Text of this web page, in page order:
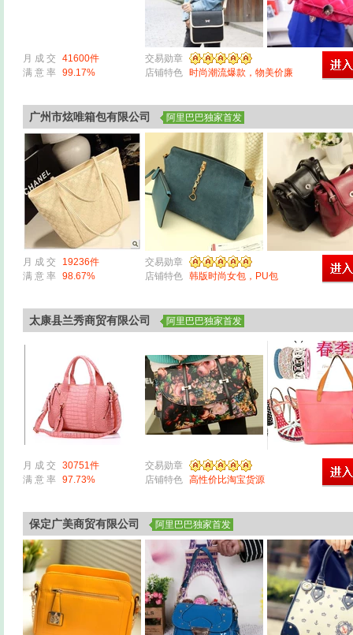
月 成 交 41600件
交易勋章
满 意 率 99.17% 店铺特色 时尚潮流爆款，物美价廉
广州市炫唯箱包有限公司 阿里巴巴独家首发
月 成 交 19236件
交易勋章
满 意 率 98.67% 店铺特色 韩版时尚女包，PU包
太康县兰秀商贸有限公司 阿里巴巴独家首发
月 成 交 30751件
交易勋章
满 意 率 97.73% 店铺特色 高性价比淘宝货源
保定广美商贸有限公司 阿里巴巴独家首发